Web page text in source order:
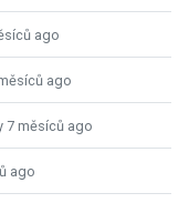
ago
ago
7 měsíců ago
ago